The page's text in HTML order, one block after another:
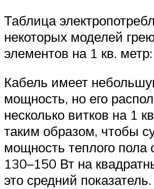
Таблица
некоторых моделей
элементов на 1 кв. метр:
Кабель имеет
мощность, но его
несколько витков на 1
таким образом, чтобы
мощность теплого пола
130–150 Вт на
это средний показатель.